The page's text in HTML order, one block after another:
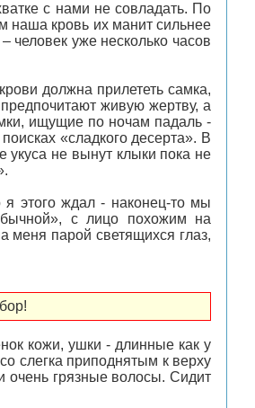
с нами не совладать. По
наша кровь их манит сильнее
человек уже несколько часов
должна прилететь самка,
живую жертву, а
ищущие по ночам падаль -
«сладкого десерта». В
укуса не вынут клыки пока не
я этого ждал - наконец-то мы
с лицо похожим на
меня парой светящихся глаз,
кожи, ушки - длинные как у
слегка приподнятым к верху
очень грязные волосы. Сидит